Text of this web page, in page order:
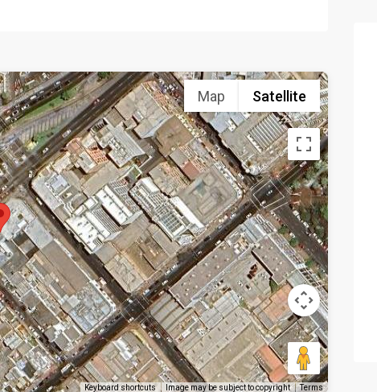
Map Satellite
Keyboard shortcuts Image may be subject to copyright Terms